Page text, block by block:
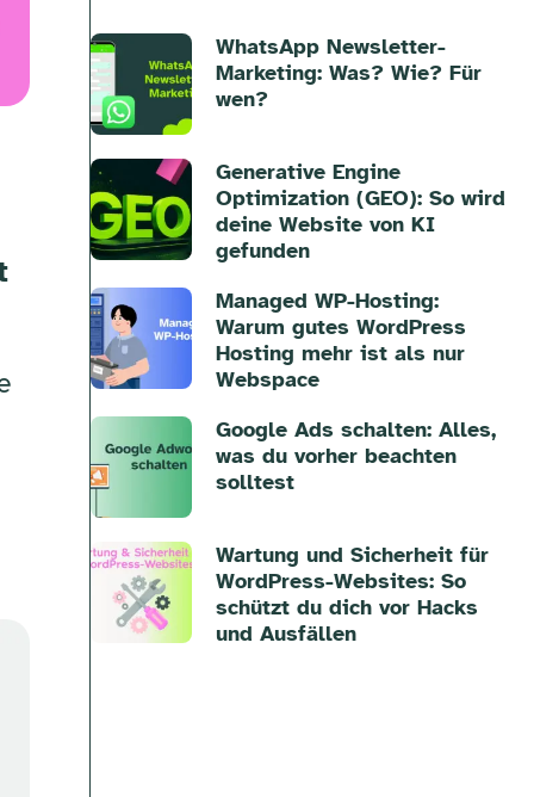
WhatsApp Newsletter-
Marketing: Was? Wie? Für
wen?
Generative Engine
Optimization (GEO): So wird
deine Website von KI
gefunden
Managed WP-Hosting:
Warum gutes WordPress
Hosting mehr ist als nur
Webspace
Google Ads schalten: Alles,
was du vorher beachten
solltest
Wartung und Sicherheit für
WordPress-Websites: So
schützt du dich vor Hacks
und Ausfällen